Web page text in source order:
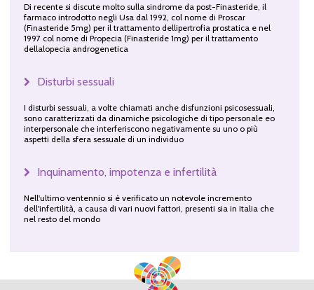
Di recente si discute molto sulla sindrome da post-Finasteride, il
farmaco introdotto negli Usa dal 1992, col nome di Proscar
(Finasteride 5mg) per il trattamento dellipertrofia prostatica e nel
1997 col nome di Propecia (Finasteride 1mg) per il trattamento
dellalopecia androgenetica
Disturbi sessuali
I disturbi sessuali, a volte chiamati anche disfunzioni psicosessuali,
sono caratterizzati da dinamiche psicologiche di tipo personale eo
interpersonale che interferiscono negativamente su uno o più
aspetti della sfera sessuale di un individuo
Inquinamento, impotenza e infertilità
Nell'ultimo ventennio si è verificato un notevole incremento
dell'infertilità, a causa di vari nuovi fattori, presenti sia in Italia che
nel resto del mondo